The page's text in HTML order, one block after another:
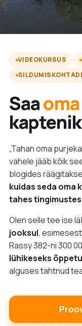
VIDEOKURSUS
Saaoma
„Tahan oma
vahele jääb kõik
blogides
kuidas seda oma
tahes tingimustes
Olen selle tee ise
jooksul,
Rassy 382-ni 300
lühikeseks
alguses tahtnud